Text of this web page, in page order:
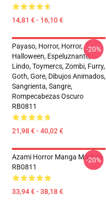
14,81 € - 16,10 €
Payaso, Horror, Horror,
Halloween, Espeluznante,
Lindo, Toymercs, Zombi, Furry,
Goth, Gore, Dibujos Animados,
Sangrienta, Sangre,
Rompecabezas Oscuro
RB0811
21,98 € - 40,02 €
-20%
Azami Horror Manga Mochila
RB0811
33,94 € - 38,18 €
-20%